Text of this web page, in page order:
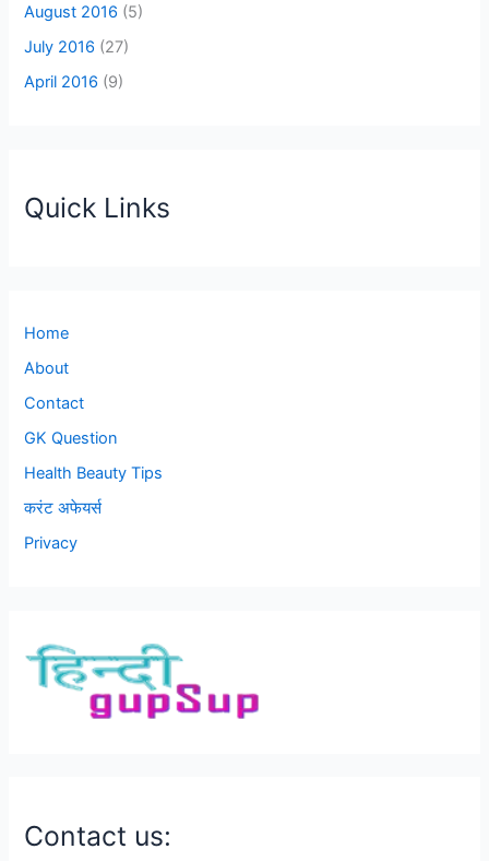
August 2016 (5)
July 2016 (27)
April 2016 (9)
Quick Links
Home
About
Contact
GK Question
Health Beauty Tips
करंट अफेयर्स
Privacy
Contact us: